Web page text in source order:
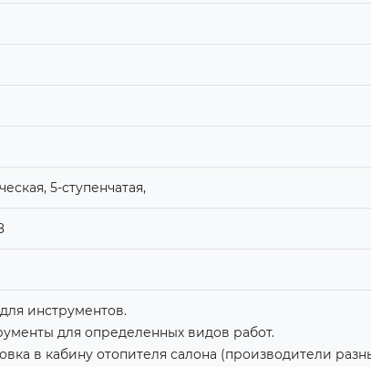
5-ступенчатая,
инструментов.
для определенных видов работ.
в кабину отопителя салона (производители